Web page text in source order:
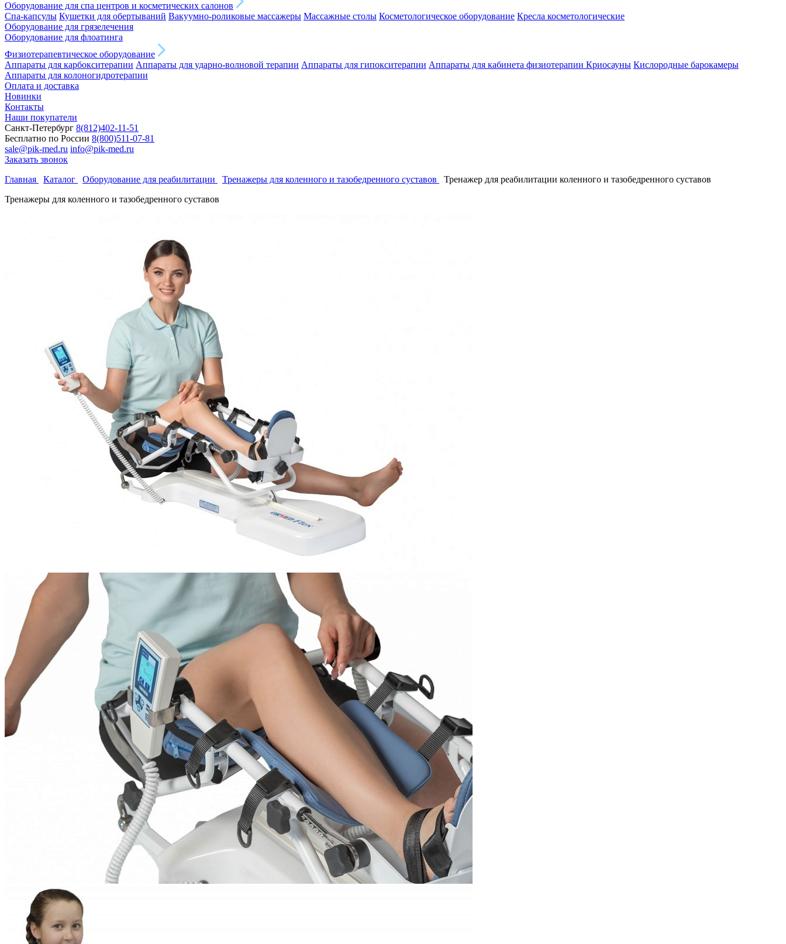
Оборудование для спа центров и косметических салонов
Спа-капсулы Кушетки для обертываний Вакуумно-роликовые массажеры Массажные столы Косметологическое оборудование Кресла косметологические
Оборудование для грязелечения
Оборудование для флоатинга
Физиотерапевтическое оборудование
Аппараты для карбокситерапии Аппараты для ударно-волновой терапии Аппараты для гипокситерапии Аппараты для кабинета физиотерапии Криосауны Кислородные барокамеры
Аппараты для колоногидротерапии
Оплата и доставка
Новинки
Контакты
Наши покупатели
Санкт-Петербург 8(812)402-11-51
Бесплатно по России 8(800)511-07-81
sale@pik-med.ru info@pik-med.ru
Заказать звонок
Главная
Каталог Оборудование для реабилитации Тренажеры для коленного и тазобедренного суставов
Тренажер для реабилитации коленного и тазобедренного суставов
Тренажеры для коленного и тазобедренного суставов